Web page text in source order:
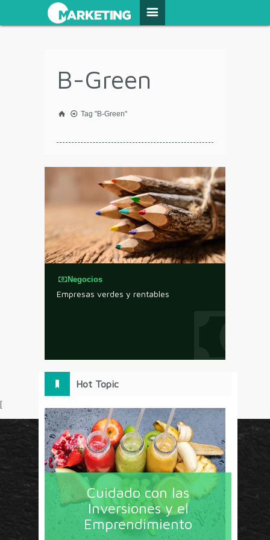
B-Green
Tag "B-Green"
Negocios
Empresas verdes y rentables
Hot Topic
Cuidado con las
Inversiones y el
Emprendimiento
[
Circulo Marketing concentra lo último en estrategias,
herramientas y tendencias con un enfoque en México
y América Latina. La revista contiene lo imprescindible
en tecnología, nuevas herramientas, liderazgo, redes
sociales y nuevas ideas en marketing. Los contenidos
están escritos por líderes de negocios y dirigidos hacia